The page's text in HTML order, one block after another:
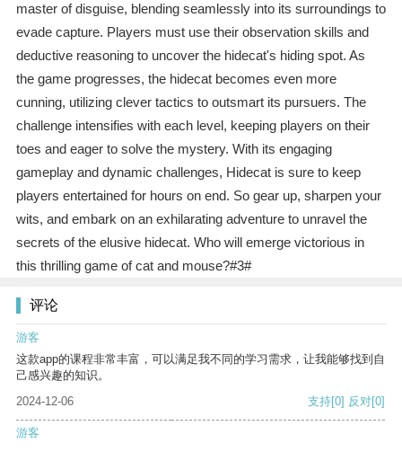
master of disguise, blending seamlessly into its surroundings to
evade capture. Players must use their observation skills and
deductive reasoning to uncover the hidecat's hiding spot. As
the game progresses, the hidecat becomes even more
cunning, utilizing clever tactics to outsmart its pursuers. The
challenge intensifies with each level, keeping players on their
toes and eager to solve the mystery. With its engaging
gameplay and dynamic challenges, Hidecat is sure to keep
players entertained for hours on end. So gear up, sharpen your
wits, and embark on an exhilarating adventure to unravel the
secrets of the elusive hidecat. Who will emerge victorious in
this thrilling game of cat and mouse?#3#
评论
游客
这款app的课程非常丰富，可以满足我不同的学习需求，让我能够找到自
己感兴趣的知识。
2024-12-06
支持[0] 反对[0]
游客